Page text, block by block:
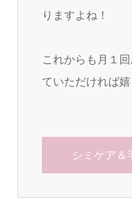
りますよね！
これからも月１
ていただければ嬉
シミケア＆